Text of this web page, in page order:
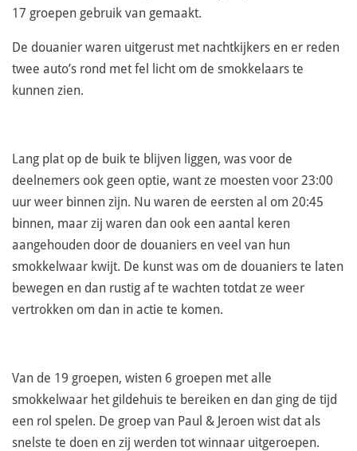
17 groepen gebruik van gemaakt.
De douanier waren uitgerust met nachtkijkers en er reden
twee auto’s rond met fel licht om de smokkelaars te
kunnen zien.
Lang plat op de buik te blijven liggen, was voor de
deelnemers ook geen optie, want ze moesten voor 23:00
uur weer binnen zijn. Nu waren de eersten al om 20:45
binnen, maar zij waren dan ook een aantal keren
aangehouden door de douaniers en veel van hun
smokkelwaar kwijt. De kunst was om de douaniers te laten
bewegen en dan rustig af te wachten totdat ze weer
vertrokken om dan in actie te komen.
Van de 19 groepen, wisten 6 groepen met alle
smokkelwaar het gildehuis te bereiken en dan ging de tijd
een rol spelen. De groep van Paul & Jeroen wist dat als
snelste te doen en zij werden tot winnaar uitgeroepen.